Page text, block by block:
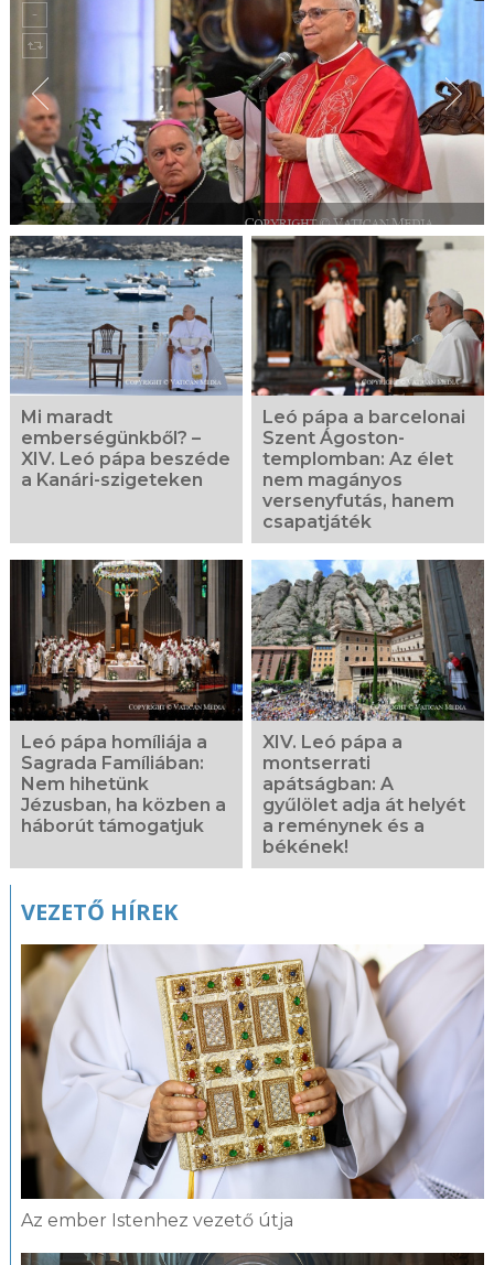
Mi maradt
emberségünkből? –
XIV. Leó pápa beszéde
a Kanári-szigeteken
Leó pápa a barcelonai
Szent Ágoston-
templomban: Az élet
nem magányos
versenyfutás, hanem
csapatjáték
Leó pápa homíliája a
Sagrada Famíliában:
Nem hihetünk
Jézusban, ha közben a
háborút támogatjuk
XIV. Leó pápa a
montserrati
apátságban: A
gyűlölet adja át helyét
a reménynek és a
békének!
VEZETŐ HÍREK
Az ember Istenhez vezető útja